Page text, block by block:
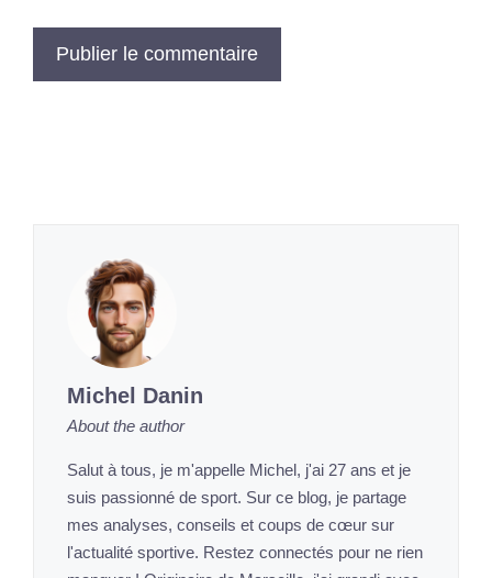
Michel Danin
About the author
Salut à tous, je m'appelle Michel, j'ai 27 ans et je
suis passionné de sport. Sur ce blog, je partage
mes analyses, conseils et coups de cœur sur
l'actualité sportive. Restez connectés pour ne rien